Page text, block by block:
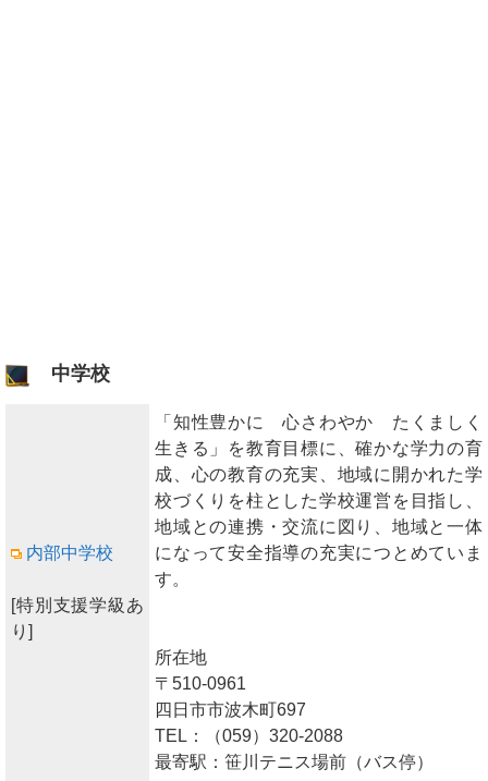
中学校
内部中学校
[特別支援学級あ
り]
「知性豊かに 心さわやか たくましく
生きる」を教育目標に、確かな学力の育
成、心の教育の充実、地域に開かれた学
校づくりを柱とした学校運営を目指し、
地域との連携・交流に図り、地域と一体
になって安全指導の充実につとめていま
す。
所在地
〒510-0961
四日市市波木町697
TEL：（059）320-2088
最寄駅：笹川テニス場前（バス停）